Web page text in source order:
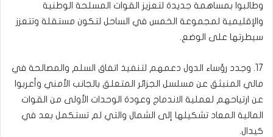
وطالبوا بمساهمة جديدة لتعزيز القوات المسلحة الوطنية
والإقليمية لمجموعة الخمس في الساحل لتكون مستقلة وتتعزز
سيطرتها على الوضع.
17. وجدد رؤساء الدول دعمهم لتنفيذ اتفاق السلم والمصالحة في
مالي المنبثق عن مسلسل الجزائر المتعلق بالجانب الأمني وأعربوا
عن ارتياحهم لعملية الاندماج وعودة الوحدات الأولى من القوات
المالية المعاد تشكيلها إلى الشمال والتي لم تستكمل بعد في
كيدال.